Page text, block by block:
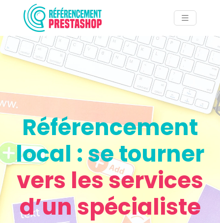
Référencement
local : se tourner
vers les services
d’un spécialiste